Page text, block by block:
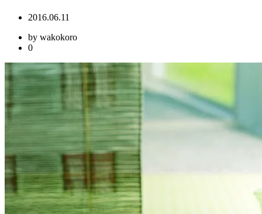
2016.06.11
by wakokoro
0